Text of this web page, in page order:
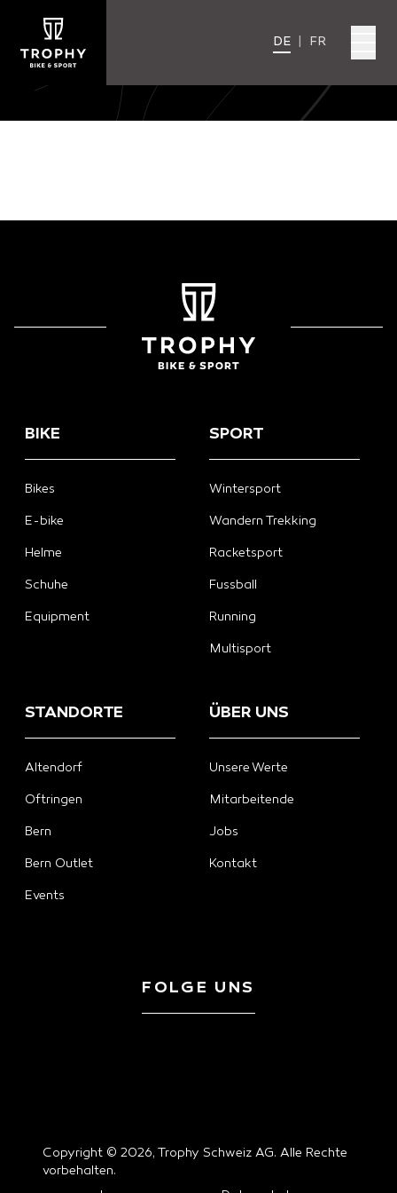
DE FR
BIKE
Bikes
E-bike
Helme
Schuhe
Equipment
SPORT
Wintersport
Wandern Trekking
Racketsport
Fussball
Running
Multisport
STANDORTE
Altendorf
Oftringen
Bern
Bern Outlet
Events
ÜBER UNS
Unsere Werte
Mitarbeitende
Jobs
Kontakt
FOLGE UNS
Copyright © 2026, Trophy Schweiz AG. Alle Rechte
vorbehalten.